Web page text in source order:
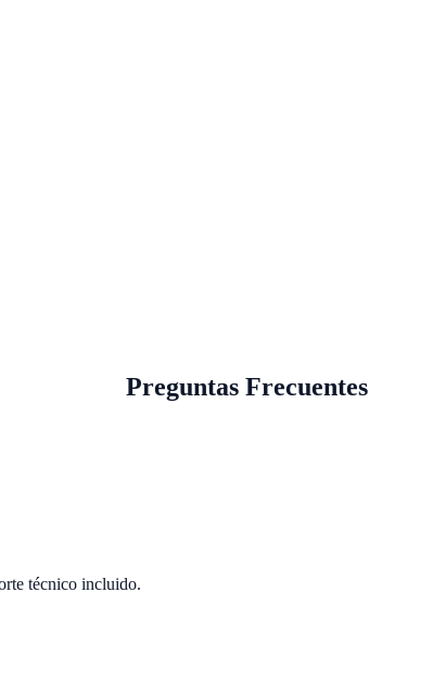
Preguntas Frecuentes
técnico incluido.